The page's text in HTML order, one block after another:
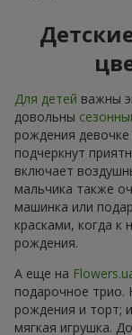
Для детей важны
довольны
рождения
подчеркнут
включает
мальчика также
машинка или
красками, когда
рождения.
А еще на
подарочное трио.
рождения и торт;
мягкая игрушка.